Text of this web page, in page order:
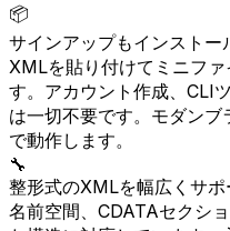
📦
サインアップもインストー
XMLを貼り付けてミニフ
す。アカウント作成、CLI
は一切不要です。モダン
で動作します。
🔧
整形式のXMLを幅広くサポ
名前空間、CDATAセクシ